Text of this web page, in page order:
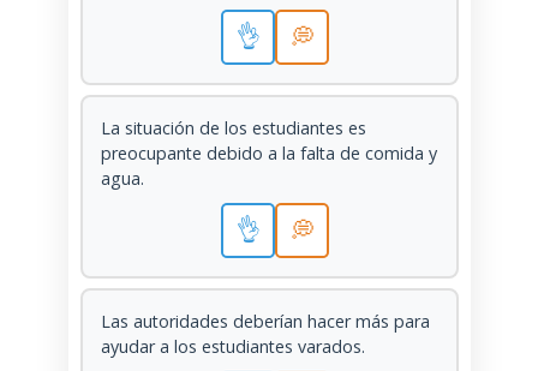
👌 💭
La situación de los estudiantes es
preocupante debido a la falta de comida y
agua.
👌 💭
Las autoridades deberían hacer más para
ayudar a los estudiantes varados.